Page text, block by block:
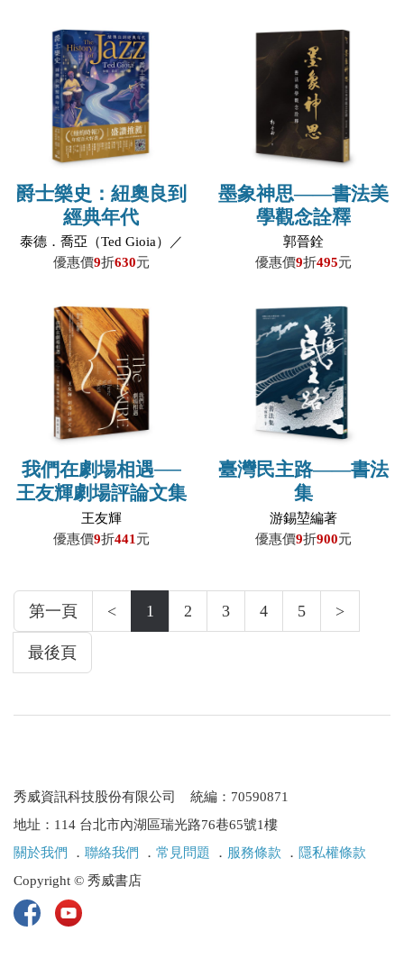
爵士樂史：紐奧良到
經典年代
泰德．喬亞（Ted Gioia）／
著；俞璟瑤、任書欣、謝樹
優惠價9折630元
墨象神思——書法美
學觀念詮釋
郭晉銓
優惠價9折495元
我們在劇場相遇──
王友輝劇場評論文集
王友輝
優惠價9折441 元
臺灣民主路——書法
集
游錫堃編著
優惠價9折900元
第一頁 < 1 2 3 4 5 >
最後頁
秀威資訊科技股份有限公司 統編：70590871
地址：114 台北市內湖區瑞光路76巷65號1樓
關於我們
． 聯絡我們 ． 常見問題 ． 服務條款 ． 隱私權條款
Copyright © 秀威書店